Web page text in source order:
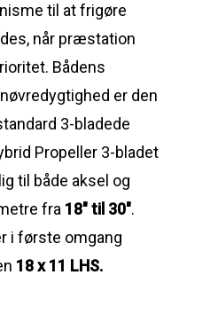
til at frigøre
når præstation
Bådens
er den
3-bladede
Propeller 3-bladet
til både aksel og
fra 18″ til 30″.
i første omgang
18 x 11 LHS.